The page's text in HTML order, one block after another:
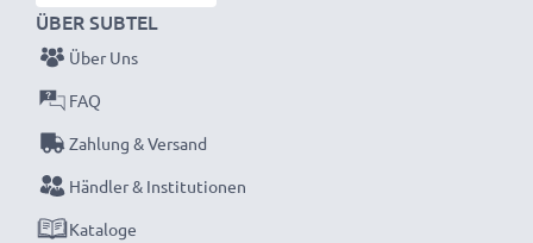
Bietet eine maximale Leistung (Watt) von
Als internationaler Fachhändler seit 2004 wissen wir,
worauf es bei hochwertigen
Produkten ankommt. Darum gewähren wir Ihnen eine
ÜBER SUBTEL
Über Uns
FAQ
Zahlung & Versand
Händler & Institutionen
Kataloge